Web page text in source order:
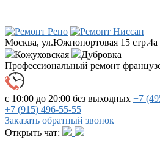
Москва, ул.Южнопортовая 15 стр.4a
Кожуховская
Дубровка
Профессиональный ремонт
с 10:00 до 20:00 без выходных +7
+7 (915) 496-55-55
Заказать обратный звонок
Открыть чат: